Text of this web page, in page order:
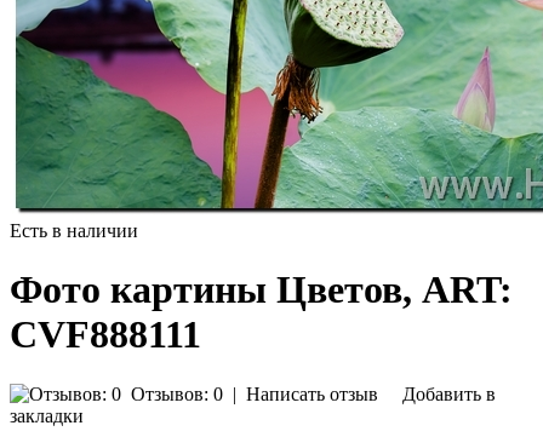
Есть в наличии
Фото картины Цветов, ART:
CVF888111
Отзывов: 0 | Написать отзыв
Добавить в
закладки